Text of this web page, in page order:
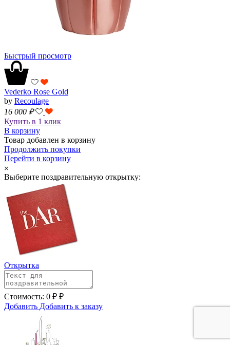
Быстрый просмотр
Vederko Rose Gold
by Recoulage
16 000 ₽
Купить в 1 клик
В корзину
Товар добавлен в корзину
Продолжить покупки
Перейти в корзину
Выберите поздравительную открытку:
Открытка
Стоимость: 0 ₽ ₽
Добавить Добавить к заказу